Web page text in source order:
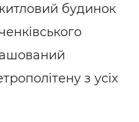
будинок
з усіх